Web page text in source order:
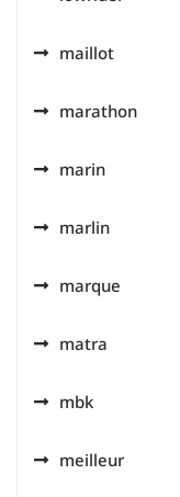
maillot
marathon
marin
marlin
marque
matra
mbk
meilleur